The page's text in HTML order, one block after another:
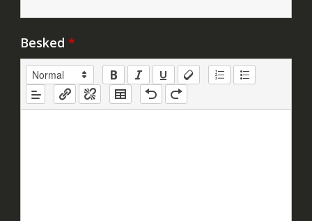
Besked *